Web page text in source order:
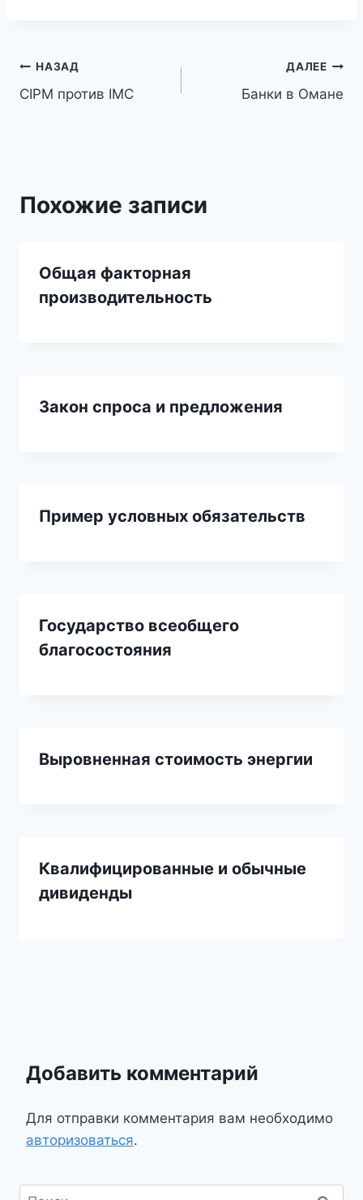
Навигация
по
НАЗАД
CIPM против IMC
ДАЛЕЕ
Банки в Омане
Похожие записи
Общая факторная
производительность
Закон спроса и предложения
Пример условных обязательств
Государство всеобщего
благосостояния
Выровненная стоимость энергии
Квалифицированные и обычные
дивиденды
Добавить комментарий
Для отправки комментария вам необходимо
авторизоваться.
Найти: